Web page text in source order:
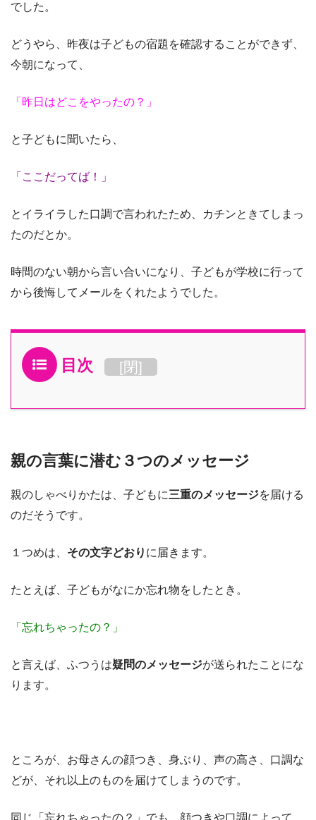
でした。
どうやら、昨夜は子どもの宿題を確認することができず、
今朝になって、
「昨日はどこをやったの？」
と子どもに聞いたら、
「ここだってば！」
とイライラした口調で言われたため、カチンときてしまっ
たのだとか。
時間のない朝から言い合いになり、子どもが学校に行って
から後悔してメールをくれたようでした。
目次 [閉]
親の言葉に潜む３つのメッセージ
親のしゃべりかたは、子どもに三重のメッセージを届ける
のだそうです。
１つめは、 その文字どおり に届きます。
たとえば、子どもがなにか忘れ物をしたとき。
「忘れちゃったの？」
と言えば、ふつうは疑問のメッセージが送られたことにな
ります。
ところが、お母さんの顔つき、身ぶり、声の高さ、口調な
どが、それ以上のものを届けてしまうのです。
同じ「忘れちゃったの？」でも、顔つきや口調によって、